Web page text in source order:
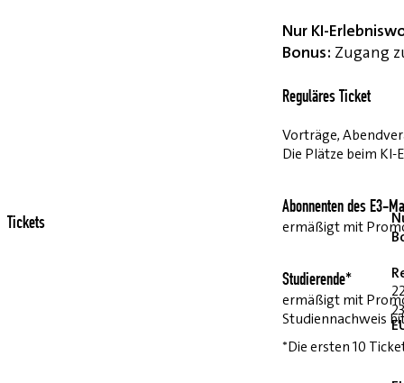
Nur KI-
Bonus: Zugang
Reguläres Ticket
Vorträge,
Die Plätze beim
Abonnenten des E3-
ermäßigt mit
Studierende*
ermäßigt mit
Studiennachweis
*Die ersten 10
Tickets